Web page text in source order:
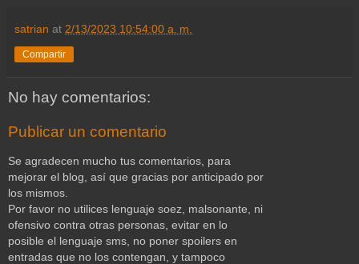
satrian at 2/13/2023 10:54:00 a. m.
Compartir
No hay comentarios:
Publicar un comentario
Se agradecen mucho tus comentarios, para
mejorar el blog, así que gracias por anticipado por
los mismos.
Por favor no utilices lenguaje soez, malsonante, ni
ofensivo contra otras personas, evitar en lo
posible el lenguaje sms, no poner spoilers en
entradas que no los contengan, y tampoco